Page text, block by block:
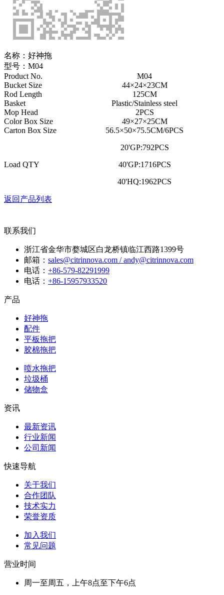
名称： 好神拖
型号： M04
Product No.
M04
Bucket Size
44×24×23CM
Rod Length
125CM
Basket
Plastic/Stainless steel
Mop Head
2PCS
Color Box Size
49×27×25CM
Carton Box Size
56.5×50×75.5CM/6PCS
Load QTY
20'GP:792PCS
40'GP:1716PCS
40'HQ:1962PCS
返回产品列表
联系我们
浙江省金华市婺城区白龙桥镇临江西路1399号
邮箱： sales@citrinnova.com / andy@citrinnova.com
电话： +86-579-82291999
电话： +86-15957933520
产品
好神拖
配件
平板拖把
胶棉拖把
喷水拖把
垃圾桶
储物盒
资讯
最新资讯
行业新闻
公司新闻
快速导航
关于我们
合作团队
技术实力
荣誉资质
加入我们
常见问题
营业时间
周一至周五，上午8点至下午6点